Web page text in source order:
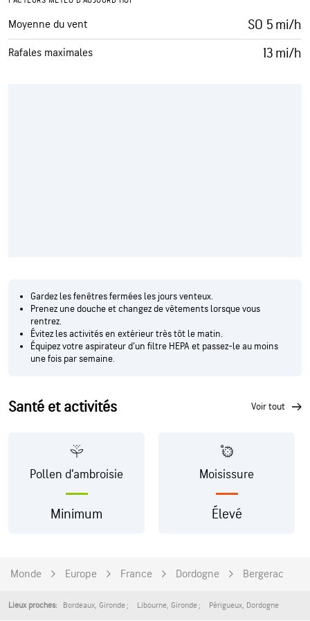
Moyenne du vent SO 5 mi/h
Rafales maximales 13 mi/h
Gardez les fenêtres fermées les jours venteux.
Prenez une douche et changez de vêtements lorsque vous
rentrez.
Évitez les activités en extérieur très tôt le matin.
Équipez votre aspirateur d'un filtre HEPA et passez-le au moins
une fois par semaine.
Santé et activités voir tout
Pollen d’ambroisie
Minimum
Moisissure
Élevé
Monde Europe France Dordogne Bergerac
Lieux proches: Bordeaux, Gironde Libourne, Gironde Périgueux, Dordogne